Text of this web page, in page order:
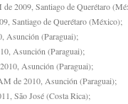
2009, Santiago de Querétaro
Santiago de Querétaro (México);
Asunción (Paraguai);
Asunción (Paraguai);
Asunción (Paraguai);
de 2010, Asunción (Paraguai);
São José (Costa Rica);